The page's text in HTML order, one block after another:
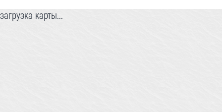
загрузка карты...